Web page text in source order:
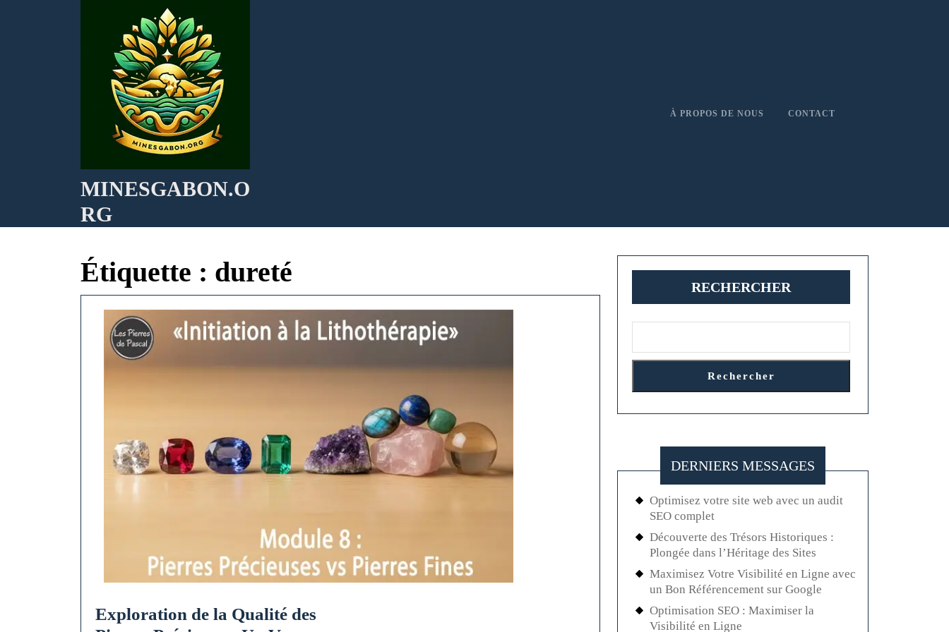
MINESGABON.O
RG
À PROPOS DE NOUS CONTACT
Étiquette : dureté
Exploration de la Qualité des
RECHERCHER
Rechercher
DERNIERS MESSAGES
Optimisez votre site web avec un audit
SEO complet
Découverte des Trésors Historiques :
Plongée dans l’Héritage des Sites
Maximisez Votre Visibilité en Ligne avec
un Bon Référencement sur Google
Optimisation SEO : Maximiser la
Visibilité en Ligne